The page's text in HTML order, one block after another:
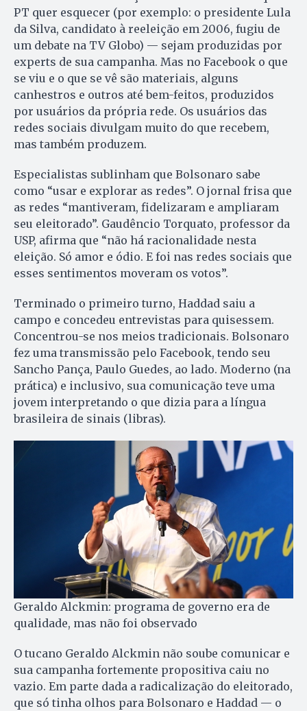
PT quer esquecer (por exemplo: o presidente Lula
da Silva, candidato à reeleição em 2006, fugiu de
um debate na TV Globo) — sejam produzidas por
experts de sua campanha. Mas no Facebook o que
se viu e o que se vê são materiais, alguns
canhestros e outros até bem-feitos, produzidos
por usuários da própria rede. Os usuários das
redes sociais divulgam muito do que recebem,
mas também produzem.
Especialistas sublinham que Bolsonaro sabe
como “usar e explorar as redes”. O jornal frisa que
as redes “mantiveram, fidelizaram e ampliaram
seu eleitorado”. Gaudêncio Torquato, professor da
USP, afirma que “não há racionalidade nesta
eleição. Só amor e ódio. E foi nas redes sociais que
esses sentimentos moveram os votos”.
Terminado o primeiro turno, Haddad saiu a
campo e concedeu entrevistas para quisessem.
Concentrou-se nos meios tradicionais. Bolsonaro
fez uma transmissão pelo Facebook, tendo seu
Sancho Pança, Paulo Guedes, ao lado. Moderno (na
prática) e inclusivo, sua comunicação teve uma
jovem interpretando o que dizia para a língua
brasileira de sinais (libras).
Geraldo Alckmin: programa de governo era de
qualidade, mas não foi observado
O tucano Geraldo Alckmin não soube comunicar e
sua campanha fortemente propositiva caiu no
vazio. Em parte dada a radicalização do eleitorado,
que só tinha olhos para Bolsonaro e Haddad — o